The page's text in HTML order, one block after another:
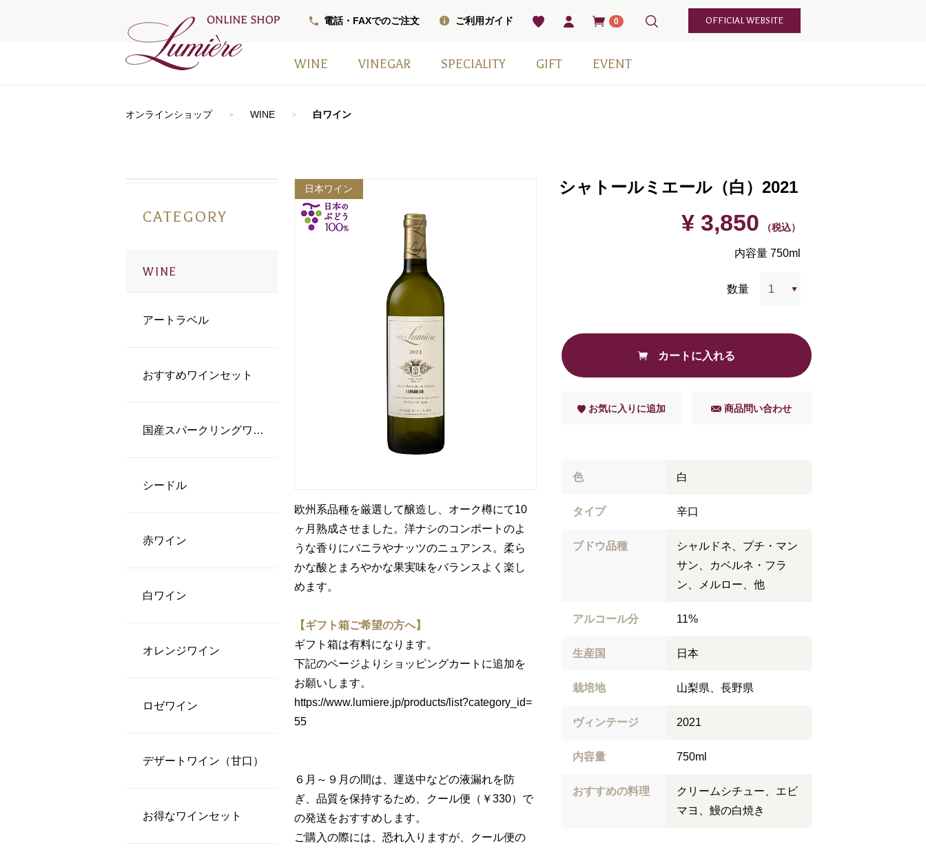
電話・FAXでのご注文 ご利用ガイド OFFICIAL WEBSITE
0
WINE VINEGAR SPECIALITY GIFT EVENT
オンラインショップ WINE ⽩ワイン
CATEGORY
WINE
アートラベル
おすすめワインセット
国産スパークリングワイン
シードル
⾚ワイン
⽩ワイン
オレンジワイン
ロゼワイン
デザートワイン（甘口）
お得なワインセット
日本ワイン
欧州系品種を厳選して醸造し、オーク樽にて10
ヶ月熟成させました。洋ナシのコンポートのよ
うな香りにバニラやナッツのニュアンス。柔ら
かな酸とまろやかな果実味をバランスよく楽し
めます。
【ギフト箱ご希望の方へ】
ギフト箱は有料になります。
下記のページよりショッピングカートに追加を
お願いします。
https://www.lumiere.jp/products/list?category_id=
55
６月～９月の間は、運送中などの液漏れを防
ぎ、品質を保持するため、クール便（￥330）で
の発送をおすすめします。
ご購入の際には、恐れ入りますが、クール便の
シャトールミエール（白）2021
¥ 3,850 （税込）
内容量 750ml
数量
カートに入れる
お気に入りに追加 商品問い合わせ
色 白
タイプ 辛口
ブドウ品種
シャルドネ、プチ・マン
サン、カベルネ・フラ
ン、メルロー、他
アルコール分 11%
生産国 日本
栽培地 山梨県、長野県
ヴィンテージ 2021
内容量 750ml
おすすめの料理
クリームシチュー、エビ
マヨ、鰻の白焼き